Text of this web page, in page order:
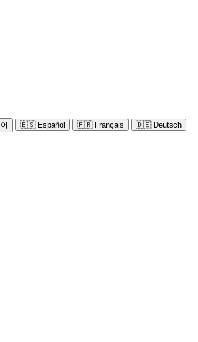
🇪🇸 Español 🇫🇷 Français 🇩🇪 Deutsch